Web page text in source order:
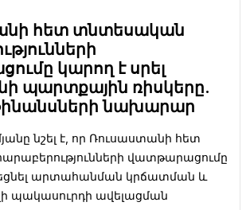
հետ տնտեսական
կարող է սրել
պարտքային ռիսկերը.
նախարար
նշել է, որ Ռուսաստանի հետ
վատթարացումը
արտահանման կրճատման և
պակասուրդի ավելացման